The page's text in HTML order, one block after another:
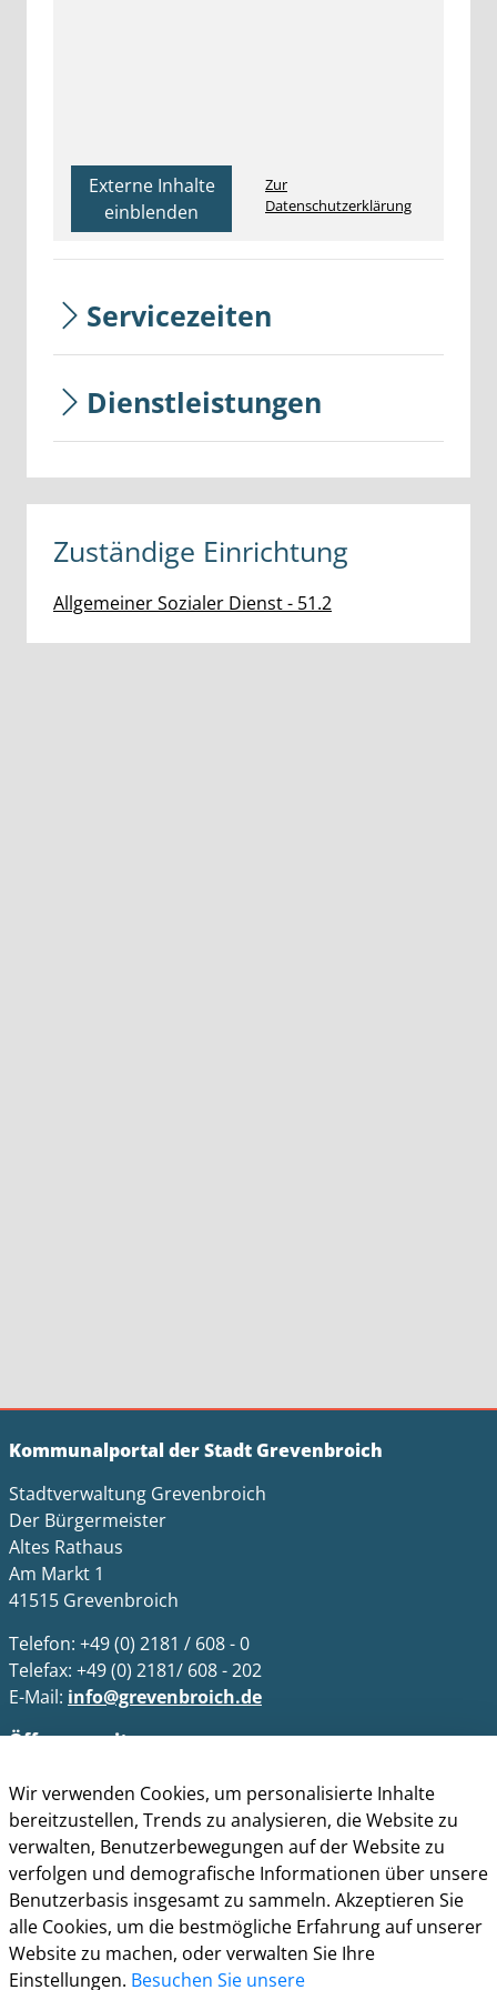
Externe Inhalte
einblenden
Zur
Datenschutzerklärung
Servicezeiten
Dienstleistungen
Zuständige Einrichtung
Allgemeiner Sozialer Dienst - 51.2
Kommunalportal der Stadt Grevenbroich
Stadtverwaltung Grevenbroich
Der Bürgermeister
Altes Rathaus
Am Markt 1
41515 Grevenbroich
Telefon: +49 (0) 2181 / 608 - 0
Telefax: +49 (0) 2181/ 608 - 202
E-Mail: info@grevenbroich.de
Öffnungszeiten
Allgemein
Montag - Freitag 8.00 - 12.00 Uhr
Donnerstag zusätzl. 14.00 - 17.00 Uhr
Bürgerbüro
Montag 8.00 - 16.00 Uhr
Dienstag 8.00 - 16.00 Uhr
Mittwoch 7.00 - 12.30 Uhr
Wir verwenden Cookies, um personalisierte Inhalte
bereitzustellen, Trends zu analysieren, die Website zu
verwalten, Benutzerbewegungen auf der Website zu
verfolgen und demografische Informationen über unsere
Benutzerbasis insgesamt zu sammeln. Akzeptieren Sie
alle Cookies, um die bestmögliche Erfahrung auf unserer
Website zu machen, oder verwalten Sie Ihre
Einstellungen. Besuchen Sie unsere